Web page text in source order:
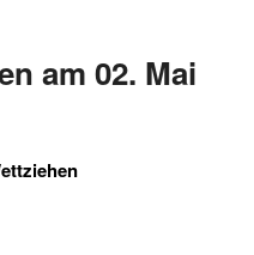
am 02. Mai